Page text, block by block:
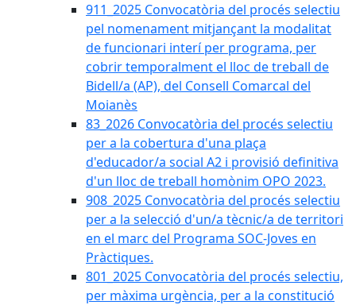
911_2025 Convocatòria del procés selectiu
pel nomenament mitjançant la modalitat
de funcionari interí per programa, per
cobrir temporalment el lloc de treball de
Bidell/a (AP), del Consell Comarcal del
Moianès
83_2026 Convocatòria del procés selectiu
per a la cobertura d'una plaça
d'educador/a social A2 i provisió definitiva
d'un lloc de treball homònim OPO 2023.
908_2025 Convocatòria del procés selectiu
per a la selecció d'un/a tècnic/a de territori
en el marc del Programa SOC-Joves en
Pràctiques.
801_2025 Convocatòria del procés selectiu,
per màxima urgència, per a la constitució